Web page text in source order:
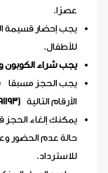
عصرًا.
يجب إحضار قسيمة
للأطفال.
يجب شراء الكوبون
الأرقام التالية (01201191193 - 01200577280)
حالة عدم الحضور
للاسترداد.